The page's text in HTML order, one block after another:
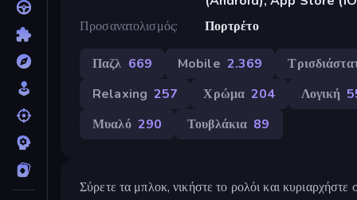
Προσανατολισμός
Πορτρέτο
Παζλ 669 Mobile 2.369
Relaxing 257 Χρώμα 204 Λογική
Μυαλό 290 Τουβλάκια 89
Σύρετε τα μπλοκ, νικήστε το ρολόι και